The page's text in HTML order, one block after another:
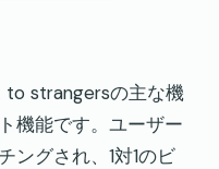
to strangersの主な機
機能です。ユーザー
ングされ、1対1のビ